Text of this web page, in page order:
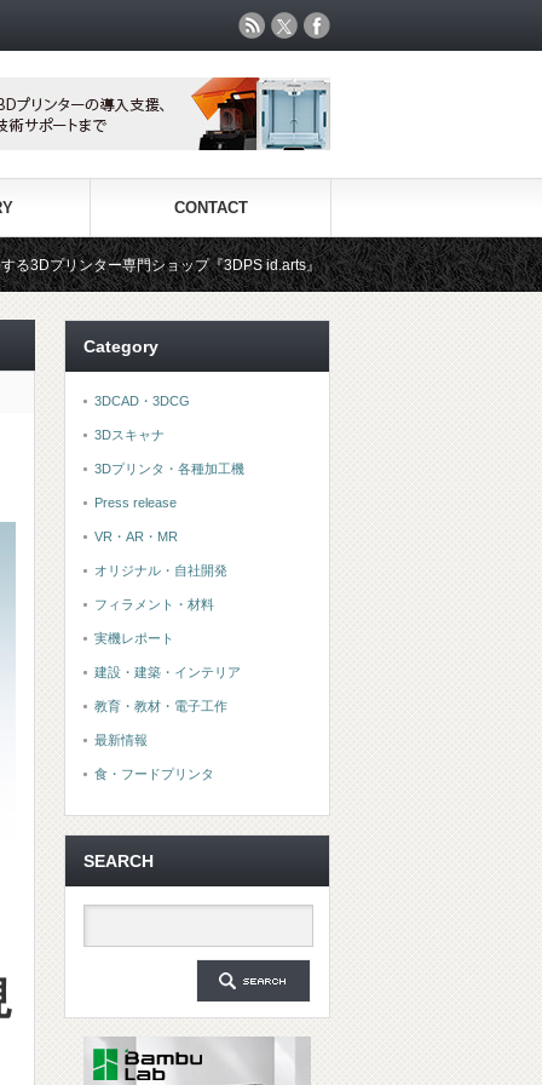
CONTACT
id.arts』 3Dプリンタ用材料専門ショップ『3DFS』では、世
Category
3DCAD・3DCG
3Dスキャナ
3Dプリンタ・各種加工機
Press release
VR・AR・MR
オリジナル・自社開発
フィラメント・材料
実機レポート
建設・建築・インテリア
教育・教材・電子工作
最新情報
食・フードプリンタ
SEARCH